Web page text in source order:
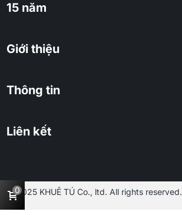
15 năm
Giới thiệu
Thông tin
Liên kết
2025 KHUÊ TÚ Co., ltd. All rights reserved.
0